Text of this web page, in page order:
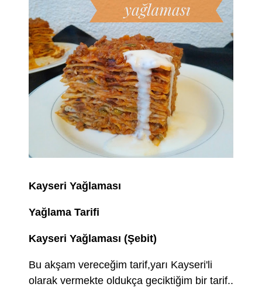
Kayseri Yağlaması
Yağlama Tarifi
Kayseri Yağlaması (Şebit)
Bu akşam vereceğim tarif,yarı Kayseri'li
olarak vermekte oldukça geciktiğim bir tarif..